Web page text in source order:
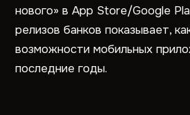
нового» в App Store/Google
релизов банков показывает,
возможности мобильных
последние годы.